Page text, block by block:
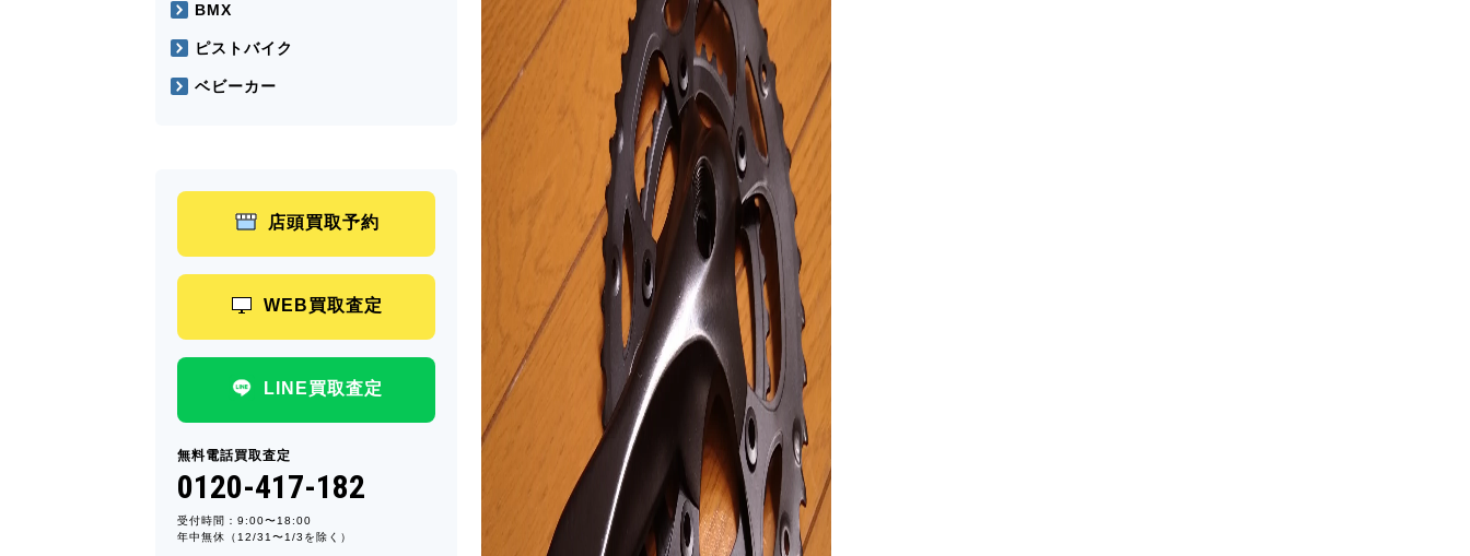
BMX
ピストバイク
ベビーカー
店頭買取予約
WEB買取査定
LINE買取査定
無料電話買取査定
0120-417-182
受付時間：9:00〜18:00
年中無休（12/31〜1/3を除く）